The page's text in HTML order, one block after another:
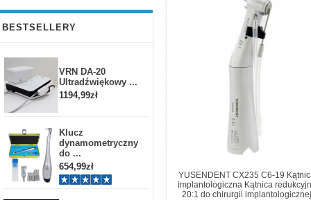
BESTSELLERY
VRN DA-20
Ultradźwiękowy ...
1194,99zł
Klucz
dynamometryczny
do ...
654,99zł
YUSENDENT CX235 C6-19
implantologiczna Kątnica
20:1 do chirurgii implantologicznej